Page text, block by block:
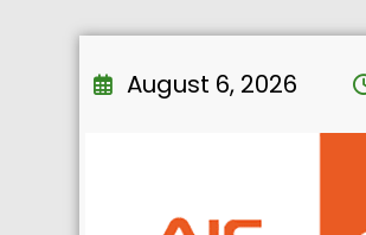
to
August 6, 2026